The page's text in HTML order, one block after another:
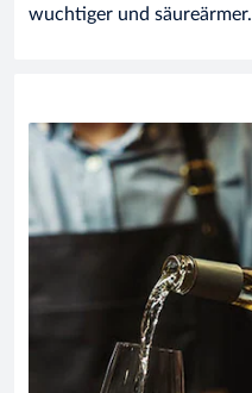
wuchtiger und säureärmer.